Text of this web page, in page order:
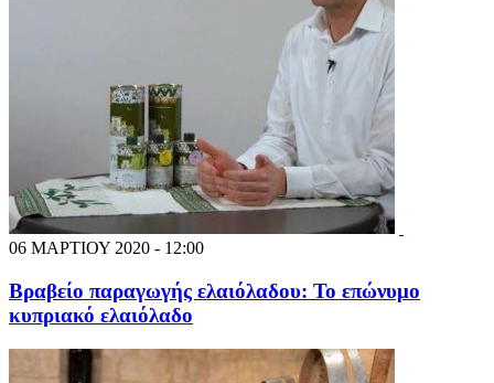
06 ΜΑΡΤΙΟΥ 2020 - 12:00
Βραβείο παραγωγής ελαιόλαδου: Το επώνυμο
κυπριακό ελαιόλαδο